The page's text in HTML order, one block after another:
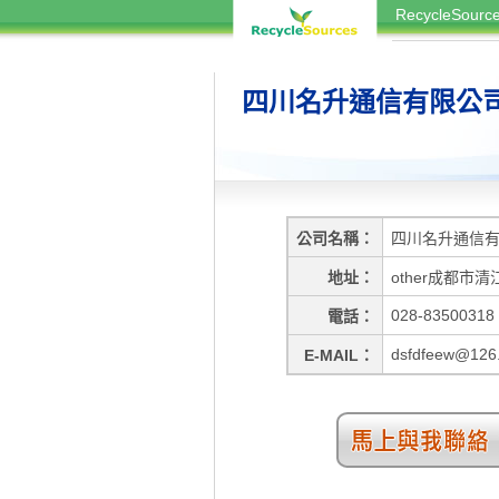
四川名升通信有限公
公司名稱 四川名升通信
地址 other成都市清
電話 028-83500318
E-MAIL